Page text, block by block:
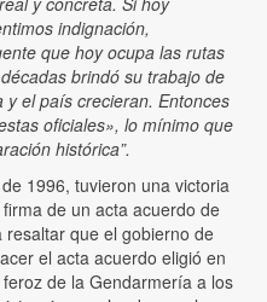
indignación,
que hoy ocupa las rutas
brindó su trabajo de
el país crecieran. Entonces
oficiales», lo mínimo que
histórica”.
1996, tuvieron una victoria
de un acta acuerdo de
que el gobierno de
el acta acuerdo eligió en
de la Gendarmería a los